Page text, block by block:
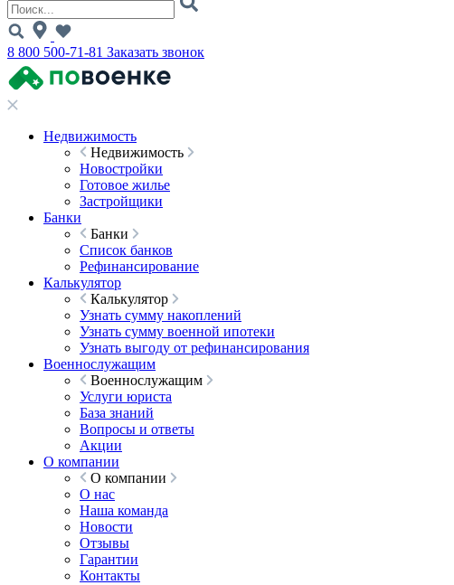
8 800 500-71-81 Заказать звонок
Недвижимость
Недвижимость
Новостройки
Готовое жилье
Застройщики
Банки
Банки
Список банков
Рефинансирование
Калькулятор
Калькулятор
Узнать сумму накоплений
Узнать сумму военной ипотеки
Узнать выгоду от рефинансирования
Военнослужащим
Военнослужащим
Услуги юриста
База знаний
Вопросы и ответы
Акции
О компании
О компании
О нас
Наша команда
Новости
Отзывы
Гарантии
Контакты